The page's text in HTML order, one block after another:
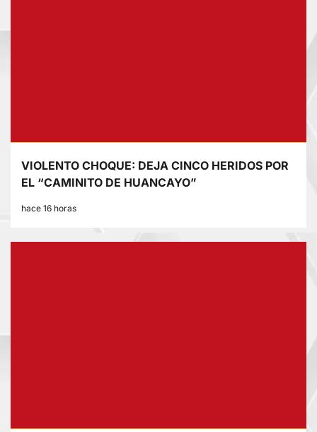
VIOLENTO CHOQUE: DEJA CINCO HERIDOS POR
EL “CAMINITO DE HUANCAYO”
hace 16 horas